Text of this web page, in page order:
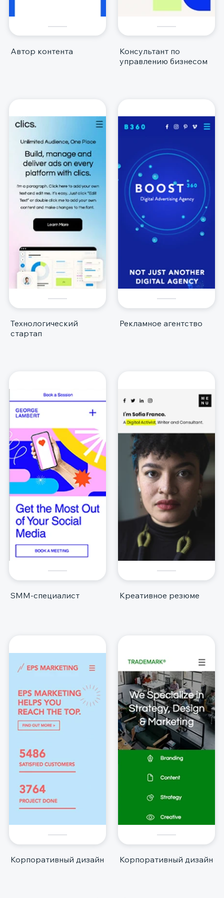
Автор контента
Консультант по
управлению бизнесом
Технологический
стартап
Рекламное агентство
SMM-специалист Креативное резюме
Корпоративный дизайн Корпоративный дизайн